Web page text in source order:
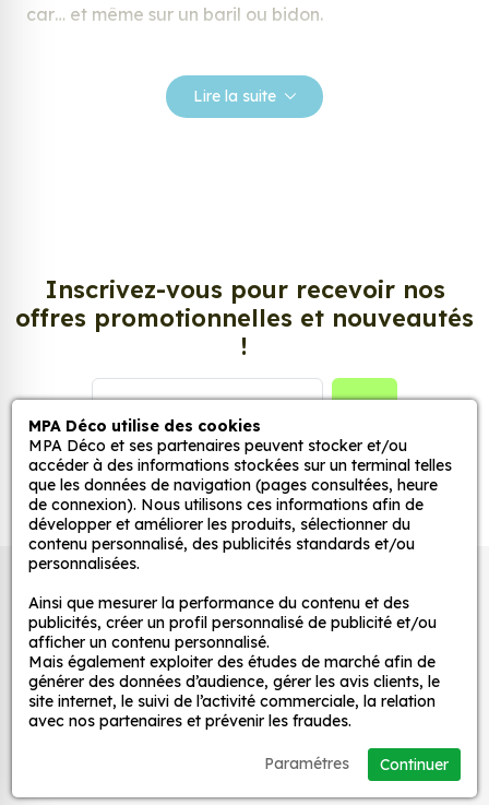
car… et même sur un baril ou bidon.
répondre à vos attentes, laissez vous inspirer parmi
notre large gamme de stickers.
d’adhésifs ou de vinyle, sont tendances et très
populaires pour décorer votre intérieur ou votre
Personnalisez la surface de votre choix avec nos
stickers muraux et stickers véhicule. Une solution
simple et rapide qui transforme toutes surfaces
lisses, propres et non poreuses.
Grâce à notre sélection de stickers et autocollants,
adaptez la décoration d’une pièce, d’une voiture,
et ce, à moindre coût et sans effort.
Quels sont les avantages de nos stickers
décoration ?
Une grande variété de motifs et de couleurs :
dans une large gamme de motifs et de
Lire la suite
Inscrivez-vous pour recevoir nos
offres promotionnelles et nouveautés
!
décoratifs
MPA Déco
MPA Déco utilise des cookies
MPA Déco et ses partenaires peuvent stocker et/ou
accéder à des informations stockées sur un terminal telles
que les données de navigation (pages consultées, heure
de connexion). Nous utilisons ces informations afin de
développer et améliorer les produits, sélectionner du
contenu personnalisé, des publicités standards et/ou
personnalisées.
Ainsi que mesurer la performance du contenu et des
publicités, créer un profil personnalisé de publicité et/ou
afficher un contenu personnalisé.
Mais également exploiter des études de marché afin de
générer des données d’audience, gérer les avis clients, le
site internet, le suivi de l’activité commerciale, la relation
avec nos partenaires et prévenir les fraudes.
Continuer
Paramétres